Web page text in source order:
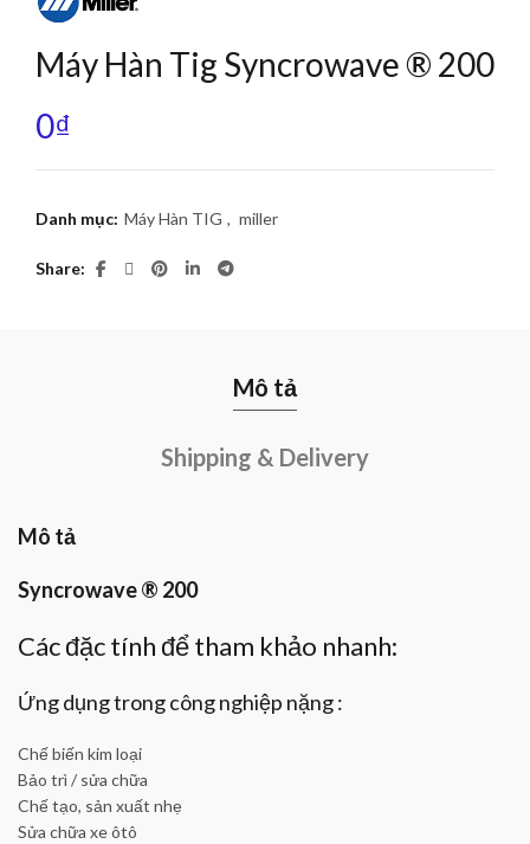
Máy Hàn Tig Syncrowave ® 200
0₫
Danh mục: Máy Hàn TIG , miller
Share
Mô tả
Shipping & Delivery
Mô tả
Syncrowave ® 200
Các đặc tính để tham khảo nhanh:
Ứng dụng trong công nghiệp nặng :
Chế biến kim loại
Bảo trì / sửa chữa
Chế tạo, sản xuất nhẹ
Sửa chữa xe ôtô